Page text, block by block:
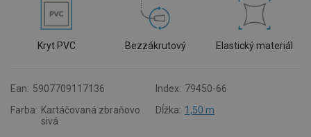
Kryt PVC Bezzákrutový Elastický materiál
Ean: 5907709117136 Index: 79450-66
Farba: Kartáčovaná zbraňovo
sivá
Dĺžka: 1,50 m